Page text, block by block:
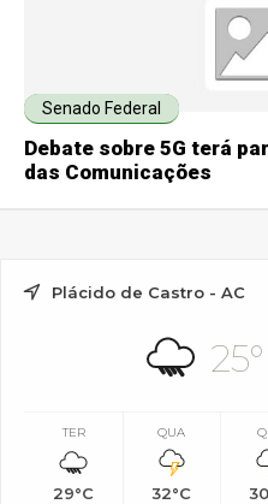
Senado Federal
Debate sobre 5G terá
das Comunicações
Plácido de Castro - AC
25°
TER
29°C
QUA
32°C